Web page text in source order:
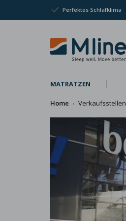
Perfektes Schlafklima
MATRATZEN
Home Verkaufsstellen